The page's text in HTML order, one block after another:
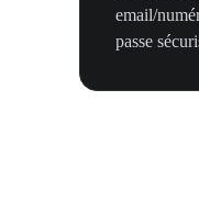
email/
passe